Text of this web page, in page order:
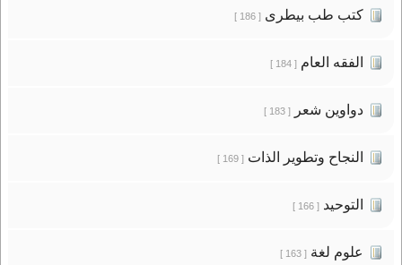
كتب طب بيطرى[ 186 ]
الفقه العام[ 184 ]
دواوين شعر[ 183 ]
النجاح وتطوير الذات[ 169 ]
التوحيد[ 166 ]
علوم لغة[ 163 ]